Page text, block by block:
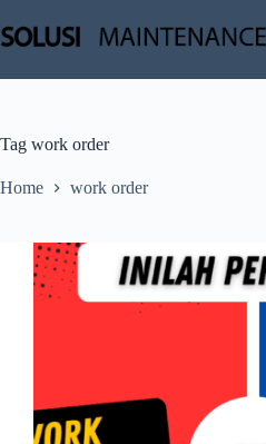
to
content
Tag work order
Home work order